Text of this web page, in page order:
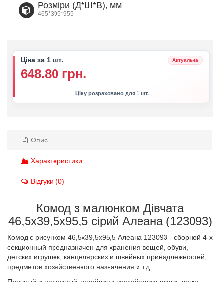
Розміри (Д*Ш*В), мм
465*395*955
Ціна за 1 шт. Актуальна
648.80 грн.
Ціну розраховано для 1 шт.
Опис
Характеристики
Відгуки (0)
Комод з малюнком Дівчата
46,5х39,5х95,5 сірий Алеана (123093)
Комод с рисунком 46,5х39,5х95,5 Алеана 123093 - сборной 4-х
секционный предназначен для хранения вещей, обуви,
детских игрушек, канцелярских и швейных принадлежностей,
предметов хозяйственного назначения и т.д.